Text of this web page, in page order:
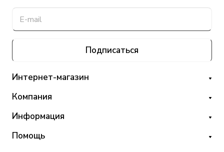
Подписаться
Интернет-магазин
Компания
Информация
Помощь